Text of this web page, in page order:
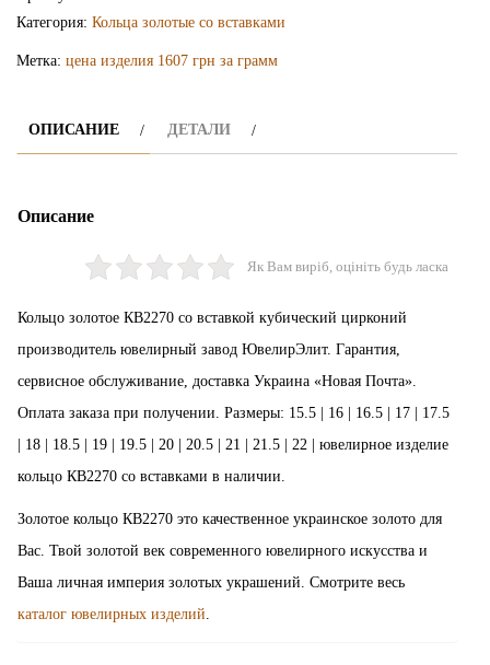
Категория: Кольца золотые со вставками
Метка: цена изделия 1607 грн за грамм
ОПИСАНИЕ ДЕТАЛИ
Описание
Як Вам виріб, оцініть будь ласка
Кольцо золотое КВ2270 со вставкой кубический цирконий
производитель ювелирный завод ЮвелирЭлит. Гарантия,
сервисное обслуживание, доставка Украина «Новая Почта».
Оплата заказа при получении. Размеры: 15.5 | 16 | 16.5 | 17 | 17.5
| 18 | 18.5 | 19 | 19.5 | 20 | 20.5 | 21 | 21.5 | 22 | ювелирное изделие
кольцо КВ2270 со вставками в наличии.
Золотое кольцо КВ2270 это качественное украинское золото для
Вас. Твой золотой век современного ювелирного искусства и
Ваша личная империя золотых украшений. Смотрите весь
каталог ювелирных изделий